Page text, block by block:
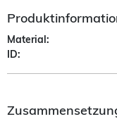
Material:
ID: